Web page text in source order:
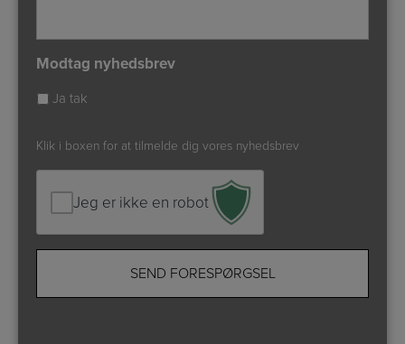
Modtag nyhedsbrev
Ja tak
Klik i boxen for at tilmelde dig vores nyhedsbrev
Jeg er ikke en robot